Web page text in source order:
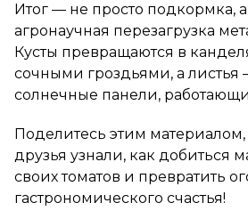
Итог — не просто подкормка,
агронаучная перезагрузка
Кусты превращаются в
сочными гроздьями, а листья
солнечные панели,
Поделитесь этим
друзья узнали, как добиться
своих томатов и превратить
гастрономического счастья!